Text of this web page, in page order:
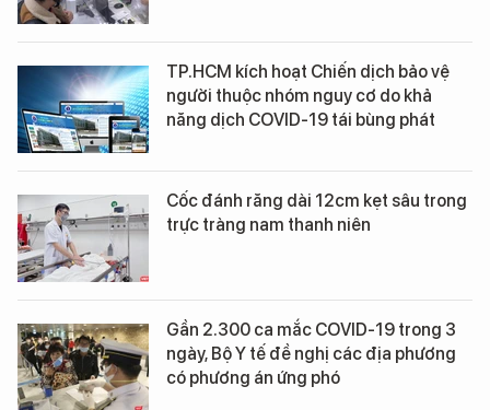
TP.HCM kích hoạt Chiến dịch bảo vệ
người thuộc nhóm nguy cơ do khả
năng dịch COVID-19 tái bùng phát
Cốc đánh răng dài 12cm kẹt sâu trong
trực tràng nam thanh niên
Gần 2.300 ca mắc COVID-19 trong 3
ngày, Bộ Y tế đề nghị các địa phương
có phương án ứng phó